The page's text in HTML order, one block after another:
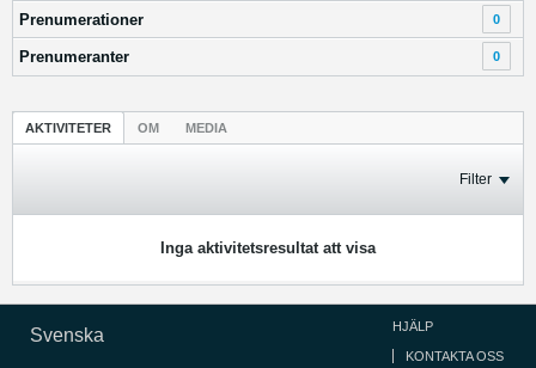
Prenumerationer 0
Prenumeranter 0
AKTIVITETER OM MEDIA
Filter
Inga aktivitetsresultat att visa
Svenska HJÄLP
KONTAKTA OSS